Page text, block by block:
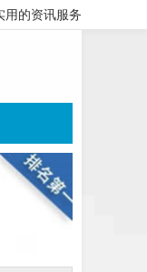
用的资讯服务